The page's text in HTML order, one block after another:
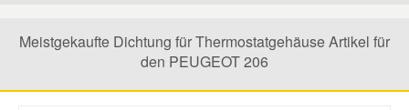
Meistgekaufte Dichtung für Thermostatgehäuse Artikel für
den PEUGEOT 206